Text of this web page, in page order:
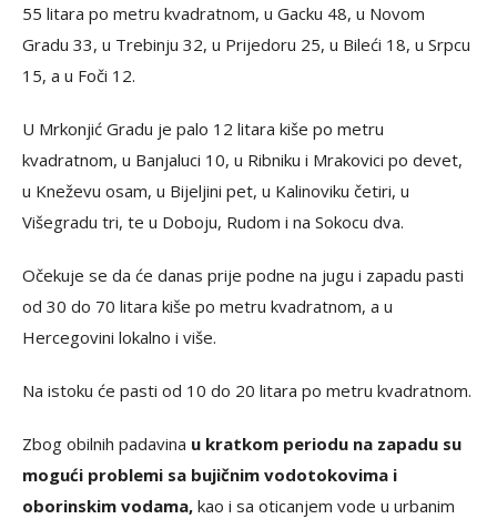
55 litara po metru kvadratnom, u Gacku 48, u Novom
Gradu 33, u Trebinju 32, u Prijedoru 25, u Bileći 18, u Srpcu
15, a u Foči 12.
U Mrkonjić Gradu je palo 12 litara kiše po metru
kvadratnom, u Banjaluci 10, u Ribniku i Mrakovici po devet,
u Kneževu osam, u Bijeljini pet, u Kalinoviku četiri, u
Višegradu tri, te u Doboju, Rudom i na Sokocu dva.
Očekuje se da će danas prije podne na jugu i zapadu pasti
od 30 do 70 litara kiše po metru kvadratnom, a u
Hercegovini lokalno i više.
Na istoku će pasti od 10 do 20 litara po metru kvadratnom.
Zbog obilnih padavina u kratkom periodu na zapadu su
mogući problemi sa bujičnim vodotokovima i
oborinskim vodama, kao i sa oticanjem vode u urbanim